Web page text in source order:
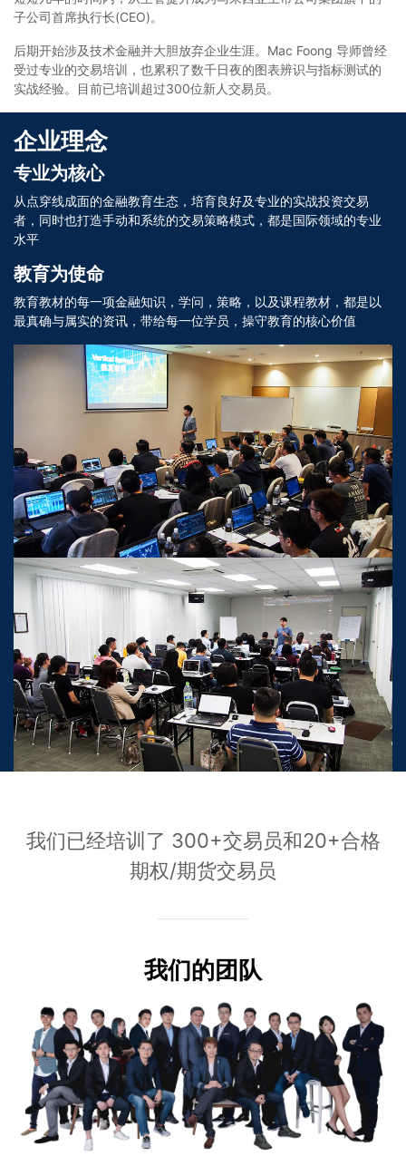
⼦公司⾸席执⾏⻓(CEO)。
后期开始涉及技术⾦融并⼤胆放弃企业⽣涯。Mac Foong 导师曾经
受过专业的交易培训，也累积了数千⽇夜的图表辨识与指标测试的
实战经验。⽬前已培训超过300位新⼈交易员。
企业理念
专业为核心
从点穿线成面的金融教育生态，培育良好及专业的实战投资交易
者，同时也打造手动和系统的交易策略模式，都是国际领域的专业
水平
教育为使命
教育教材的每一项金融知识，学问，策略，以及课程教材，都是以
最真确与属实的资讯，带给每一位学员，操守教育的核心价值
我们已经培训了 300+交易员和20+合格
期权/期货交易员
我们的团队